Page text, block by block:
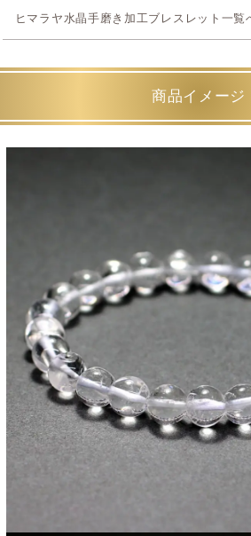
ヒマラヤ水晶手磨き加工ブレスレット一覧
商品イメージ